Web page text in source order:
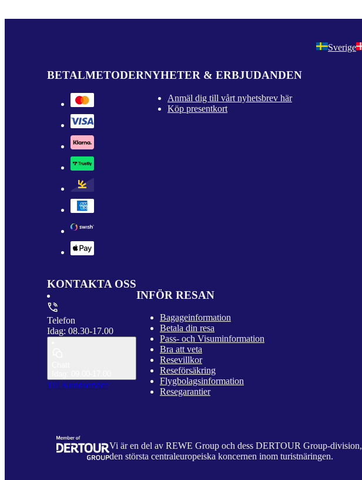
Sverige
BETALMETODERNYHETER & ERBJUDANDEN
Anmäl dig till vårt nyhetsbrev här
Köp presentkort
KONTAKTA OSS
Telefon
Idag: 08.30-17.00
Till Kundservice
INFÖR RESAN
Bagageinformation
Betala din resa
Pass- och Visuminformation
Bra att veta
Resevillkor
Reseförsäkring
Flygbolagsinformation
Resegarantier
Vi är en del av REWE Group och dess DERTOUR Group-division,
den största centraleuropeiska koncernen inom turistnäringen.